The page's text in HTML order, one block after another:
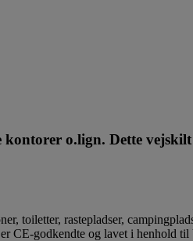
kontorer o.lign. Dette
toiletter, rastepladser,
og lavet i henhold til